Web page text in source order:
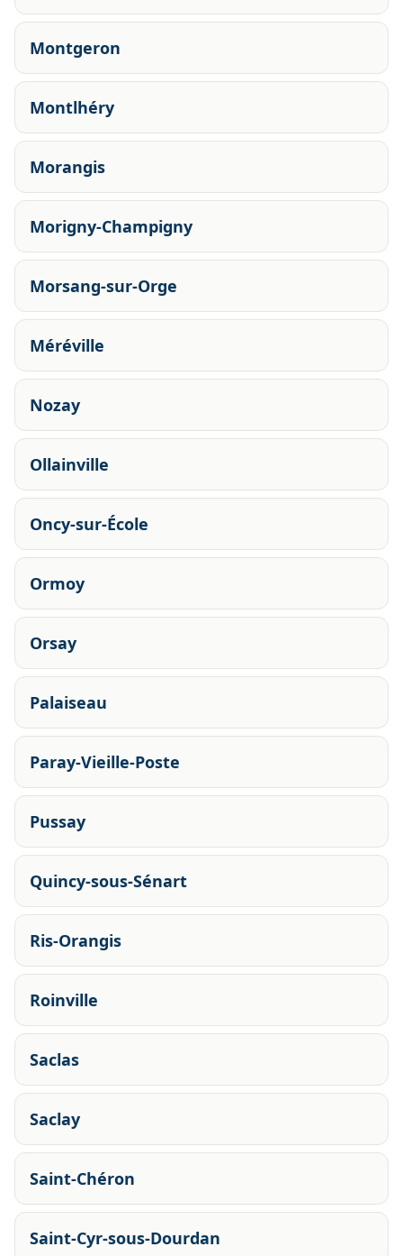
Montgeron
Montlhéry
Morangis
Morigny-Champigny
Morsang-sur-Orge
Méréville
Nozay
Ollainville
Oncy-sur-École
Ormoy
Orsay
Palaiseau
Paray-Vieille-Poste
Pussay
Quincy-sous-Sénart
Ris-Orangis
Roinville
Saclas
Saclay
Saint-Chéron
Saint-Cyr-sous-Dourdan